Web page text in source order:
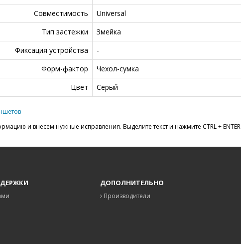
Совместимость
Universal
Тип застежки
Змейка
Фиксация устройства
-
Форм-фактор
Чехол-сумка
Цвет
Серый
и внесем нужные исправления. Выделите текст и нажмите CTRL + ENTER
ДОПОЛНИТЕЛЬНО
Производители